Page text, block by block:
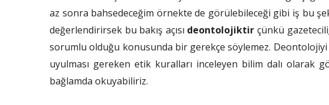
az sonra bahsedeceğim örnekte de görülebileceği gibi iş bu
değerlendirirsek bu bakış açısı deontolojiktir çünkü
sorumlu olduğu konusunda bir gerekçe söylemez.
uyulması gereken etik kuralları inceleyen bilim dalı olarak
bağlamda okuyabiliriz.